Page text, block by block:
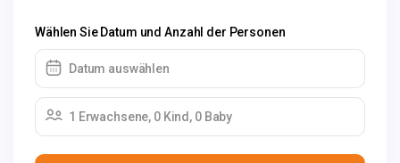
Wählen Sie Datum und Anzahl der Personen
Datum auswählen
1 Erwachsene, 0 Kind, 0 Baby